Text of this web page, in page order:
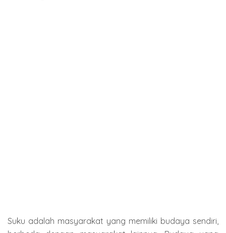
Suku adalah masyarakat yang memiliki budaya sendiri,